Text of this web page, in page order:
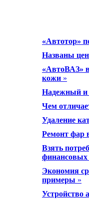
«Автотор»
Названы
«АвтоВАЗ»
кожи »
Надежный и
Чем
Удаление
Ремонт фар
Взять
финансовых
Экономия
примеры »
Устройство